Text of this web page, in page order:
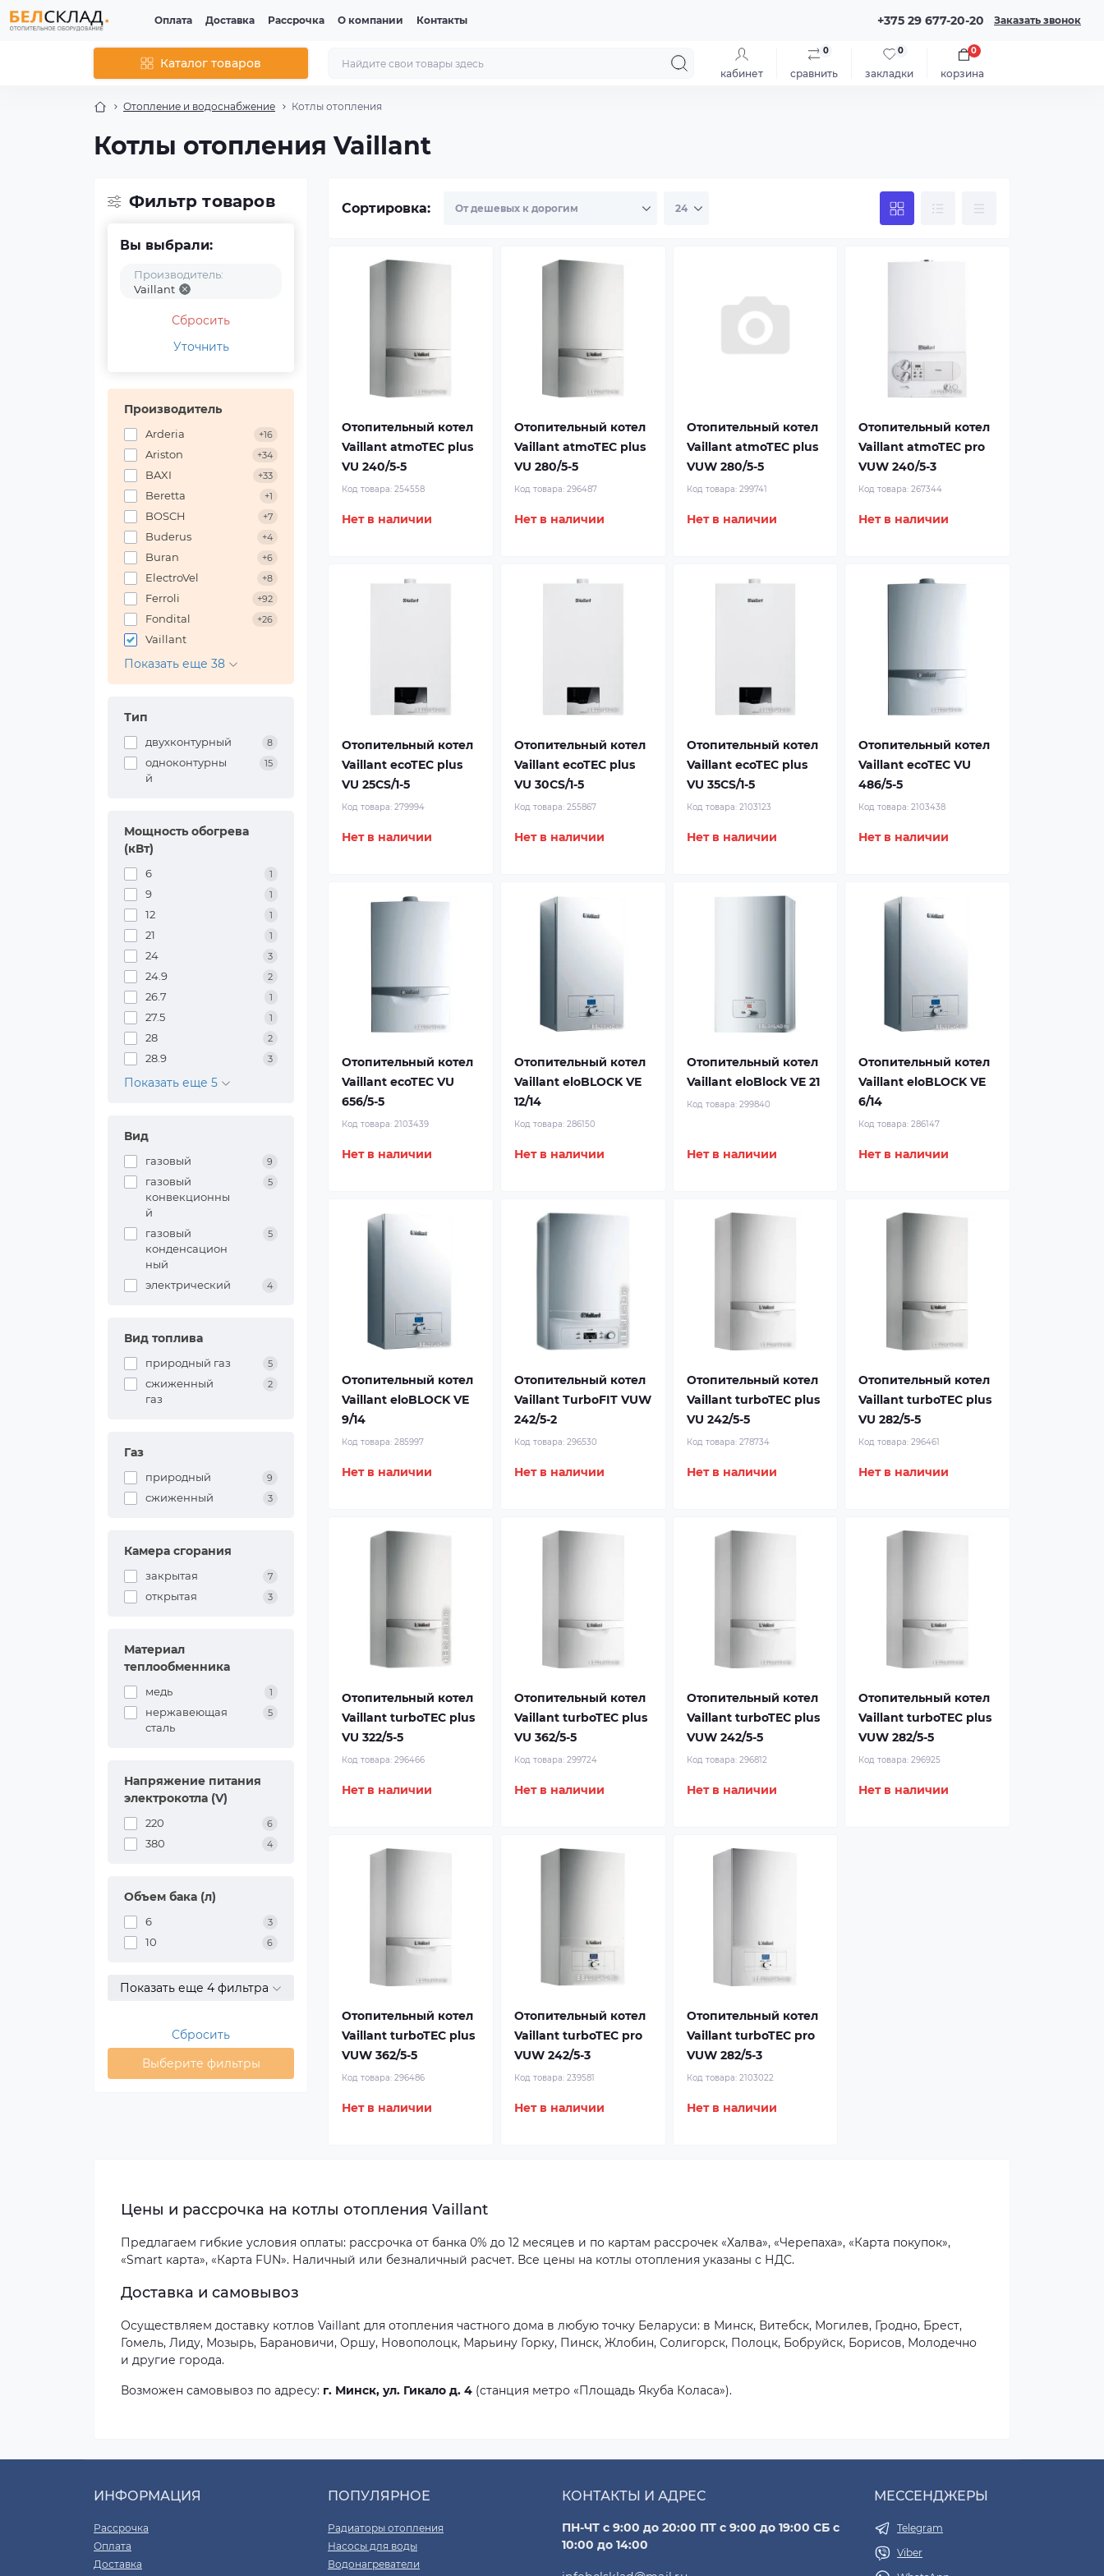
Оплата Доставка Рассрочка О компании Контакты +375 29 677-20-20 Заказать звонок
Каталог товаров
кабинет сравнить
0
закладки
0
корзина
0
Отопление и водоснабжение Котлы отопления
Котлы отопления Vaillant
Фильтр товаров
Вы выбрали:
Производитель:
Vaillant
Сбросить
Уточнить
Производитель
Arderia +16
Ariston +34
BAXI +33
Beretta +1
BOSCH +7
Buderus +4
Buran +6
ElectroVel +8
Ferroli +92
Fondital +26
Vaillant
Показать еще 38
Тип
двухконтурный 8
одноконтурны
й
15
Мощность обогрева
(кВт)
6 1
9 1
12 1
21 1
24 3
24.9 2
26.7 1
27.5 1
28 2
28.9 3
Показать еще 5
Вид
газовый 9
газовый
конвекционны
й
5
газовый
конденсацион
ный
5
электрический 4
Вид топлива
природный газ 5
сжиженный
газ
2
Газ
природный 9
сжиженный 3
Камера сгорания
закрытая 7
открытая 3
Материал
теплообменника
медь 1
нержавеющая
сталь
5
Напряжение питания
электрокотла (V)
220 6
380 4
Объем бака (л)
6 3
10 6
Показать еще 4 фильтра
Сбросить
Выберите фильтры
Сортировка:
Отопительный котел
Vaillant atmoTEC plus
VU 240/5-5
Код товара: 254558
Нет в наличии
Отопительный котел
Vaillant atmoTEC plus
VU 280/5-5
Код товара: 296487
Нет в наличии
Отопительный котел
Vaillant atmoTEC plus
VUW 280/5-5
Код товара: 299741
Нет в наличии
Отопительный котел
Vaillant atmoTEC pro
VUW 240/5-3
Код товара:267344
Нет в наличии
Отопительный котел
Vaillant ecoTEC plus
VU 25CS/1-5
Код товара: 279994
Нет в наличии
Отопительный котел
Vaillant ecoTEC plus
VU 30CS/1-5
Код товара: 255867
Нет в наличии
Отопительный котел
Vaillant ecoTEC plus
VU 35CS/1-5
Код товара: 2103123
Нет в наличии
Отопительный котел
Vaillant ecoTEC VU
486/5-5
Код товара:2103438
Нет в наличии
Отопительный котел
Vaillant ecoTEC VU
656/5-5
Код товара: 2103439
Нет в наличии
Отопительный котел
Vaillant eloBLOCK VE
12/14
Код товара: 286150
Нет в наличии
Отопительный котел
Vaillant eloBlock VE 21
Код товара: 299840
Нет в наличии
Отопительный котел
Vaillant eloBLOCK VE
6/14
Код товара:286147
Нет в наличии
Отопительный котел
Vaillant eloBLOCK VE
9/14
Код товара: 285997
Нет в наличии
Отопительный котел
Vaillant TurboFIT VUW
242/5-2
Код товара: 296530
Нет в наличии
Отопительный котел
Vaillant turboTEC plus
VU 242/5-5
Код товара: 278734
Нет в наличии
Отопительный котел
Vaillant turboTEC plus
VU 282/5-5
Код товара:296461
Нет в наличии
Отопительный котел
Vaillant turboTEC plus
VU 322/5-5
Код товара: 296466
Нет в наличии
Отопительный котел
Vaillant turboTEC plus
VU 362/5-5
Код товара: 299724
Нет в наличии
Отопительный котел
Vaillant turboTEC plus
VUW 242/5-5
Код товара: 296812
Нет в наличии
Отопительный котел
Vaillant turboTEC plus
VUW 282/5-5
Код товара:296925
Нет в наличии
Отопительный котел
Vaillant turboTEC plus
VUW 362/5-5
Код товара: 296486
Нет в наличии
Отопительный котел
Vaillant turboTEC pro
VUW 242/5-3
Код товара: 239581
Нет в наличии
Отопительный котел
Vaillant turboTEC pro
VUW 282/5-3
Код товара: 2103022
Нет в наличии
Цены и рассрочка на котлы отопления Vaillant
Предлагаем гибкие условия оплаты: рассрочка от банка 0% до 12 месяцев и по картам рассрочек «Халва», «Черепаха», «Карта покупок»,
«Smart карта», «Карта FUN». Наличный или безналичный расчет. Все цены на котлы отопления указаны с НДС.
Доставка и самовывоз
Осуществляем доставку котлов Vaillant для отопления частного дома в любую точку Беларуси: в Минск, Витебск, Могилев, Гродно, Брест,
Гомель, Лиду, Мозырь, Барановичи, Оршу, Новополоцк, Марьину Горку, Пинск, Жлобин, Солигорск, Полоцк, Бобруйск, Борисов, Молодечно
и другие города.
Возможен самовывоз по адресу: г. Минск, ул. Гикало д. 4 (станция метро «Площадь Якуба Коласа»).
ИНФОРМАЦИЯ
Рассрочка
Оплата
Доставка
ПОПУЛЯРНОЕ
Радиаторы отопления
Насосы для воды
Водонагреватели
КОНТАКТЫ И АДРЕС
ПН-ЧТ с 9:00 до 20:00 ПТ с 9:00 до 19:00 СБ с
10:00 до 14:00
МЕССЕНДЖЕРЫ
Telegram
Viber